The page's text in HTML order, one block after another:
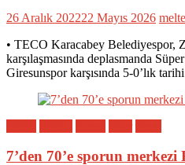
26 Aralık 202222 Mayıs 2026
• TECO Karacabey Belediyespor,
karşılaşmasında deplasmanda
Giresunspor karşısında 5-0’lık
7’den 70’e sporun